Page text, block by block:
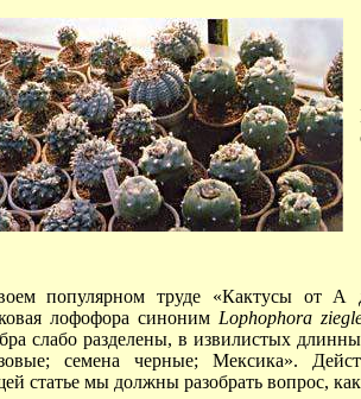
популярном труде «Кактусы от
лофофора синонимLophophora
слабо разделены, в извилистых
семена черные; Мексика».
статье мы должны разобрать вопрос,